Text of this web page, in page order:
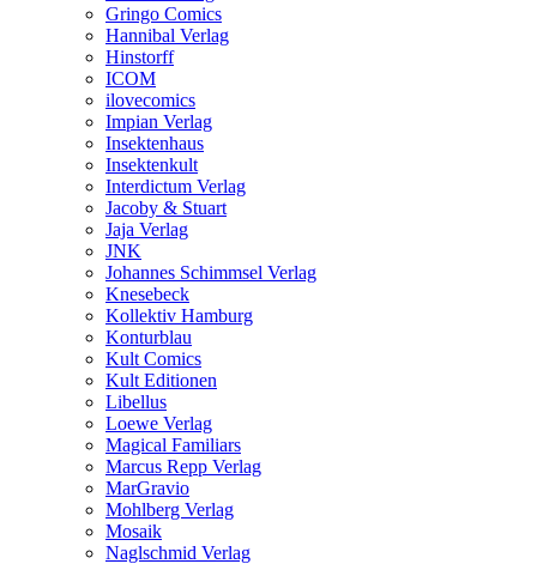
Gringo Comics
Hannibal Verlag
Hinstorff
ICOM
ilovecomics
Impian Verlag
Insektenhaus
Insektenkult
Interdictum Verlag
Jacoby & Stuart
Jaja Verlag
JNK
Johannes Schimmsel Verlag
Knesebeck
Kollektiv Hamburg
Konturblau
Kult Comics
Kult Editionen
Libellus
Loewe Verlag
Magical Familiars
Marcus Repp Verlag
MarGravio
Mohlberg Verlag
Mosaik
Naglschmid Verlag